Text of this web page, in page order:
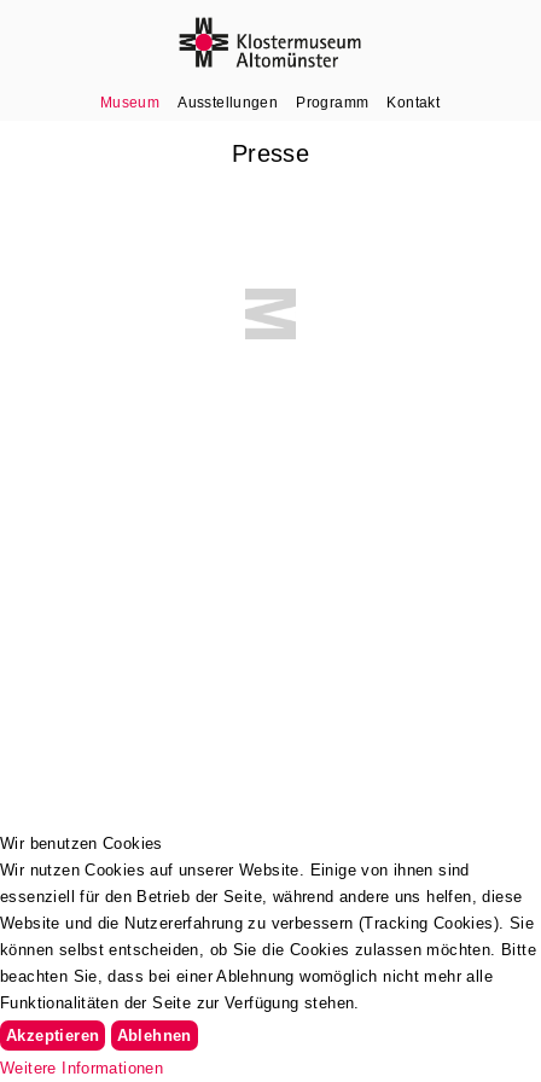
Museum Ausstellungen Programm Kontakt
Presse
Wir benutzen Cookies
Wir nutzen Cookies auf unserer Website. Einige von ihnen sind
essenziell für den Betrieb der Seite, während andere uns helfen, diese
Website und die Nutzererfahrung zu verbessern (Tracking Cookies). Sie
können selbst entscheiden, ob Sie die Cookies zulassen möchten. Bitte
beachten Sie, dass bei einer Ablehnung womöglich nicht mehr alle
Funktionalitäten der Seite zur Verfügung stehen.
Akzeptieren
Ablehnen
Weitere Informationen